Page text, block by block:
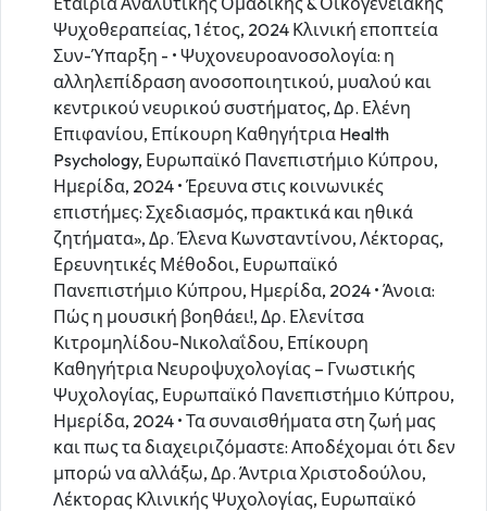
Ψυχοθεραπείας, 1 έτος, 2024 Κλινική εποπτεία
Συν-Ύπαρξη - • Ψυχονευροανοσολογία: η
αλληλεπίδραση ανοσοποιητικού, μυαλού και
κεντρικού νευρικού συστήματος, Δρ. Ελένη
Επιφανίου, Επίκουρη Καθηγήτρια Health
Psychology, Ευρωπαϊκό Πανεπιστήμιο Κύπρου,
Ημερίδα, 2024 • Έρευνα στις κοινωνικές
επιστήμες: Σχεδιασμός, πρακτικά και ηθικά
ζητήματα», Δρ. Έλενα Κωνσταντίνου, Λέκτορας,
Ερευνητικές Μέθοδοι, Ευρωπαϊκό
Πανεπιστήμιο Κύπρου, Ημερίδα, 2024 • Άνοια:
Πώς η μουσική βοηθάει!, Δρ. Ελενίτσα
Κιτρομηλίδου-Νικολαΐδου, Επίκουρη
Καθηγήτρια Νευροψυχολογίας – Γνωστικής
Ψυχολογίας, Ευρωπαϊκό Πανεπιστήμιο Κύπρου,
Ημερίδα, 2024 • Τα συναισθήματα στη ζωή μας
και πως τα διαχειριζόμαστε: Αποδέχομαι ότι δεν
μπορώ να αλλάξω, Δρ. Άντρια Χριστοδούλου,
Λέκτορας Κλινικής Ψυχολογίας, Ευρωπαϊκό